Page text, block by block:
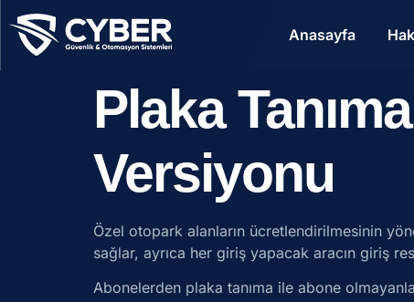
Anasayfa
Plaka
Versiyonu
Özel otopark alanların ücretlendirilmesinin
sağlar, ayrıca her giriş yapacak aracın giriş
Abonelerden plaka tanıma ile abone